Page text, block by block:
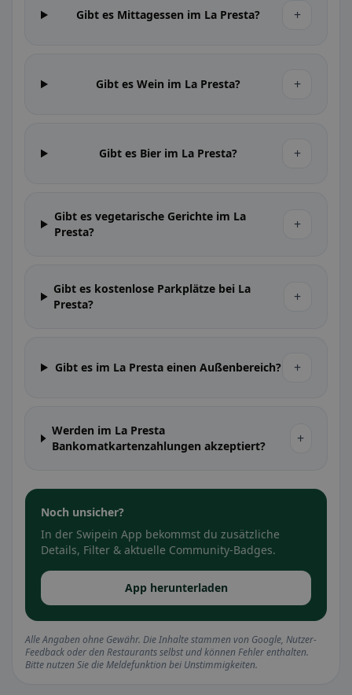
Gibt es Mittagessen im La Presta? +
Gibt es Wein im La Presta? +
Gibt es Bier im La Presta? +
Gibt es vegetarische Gerichte im La
Presta?
+
Gibt es kostenlose Parkplätze bei La
Presta?
+
Gibt es im La Presta einen Außenbereich? +
Werden im La Presta
Bankomatkartenzahlungen akzeptiert?
+
Noch unsicher?
In der Swipein App bekommst du zusätzliche
Details, Filter & aktuelle Community-Badges.
App herunterladen
Alle Angaben ohne Gewähr. Die Inhalte stammen von Google, Nutzer-
Feedback oder den Restaurants selbst und können Fehler enthalten.
Bitte nutzen Sie die Meldefunktion bei Unstimmigkeiten.